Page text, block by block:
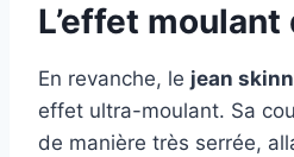
L’effet
En revanche, le jean
effet ultra-moulant. Sa
de manière très serrée,